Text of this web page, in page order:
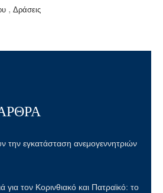
, Δράσεις
την εγκατάσταση ανεμογεννητριών
για τον Κορινθιακό και Πατραϊκό: το